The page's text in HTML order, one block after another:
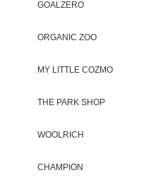
GOALZERO
ORGANIC ZOO
MY LITTLE COZMO
THE PARK SHOP
WOOLRICH
CHAMPION